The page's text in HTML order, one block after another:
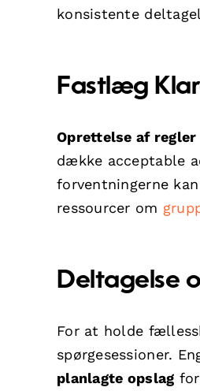
konsistente
Fastlæg
Oprettelse af regler
dække acceptable
forventningerne
ressourcer om
Deltagelse
For at holde
spørgesessioner.
planlagte opslag